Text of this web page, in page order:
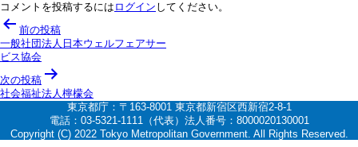
コメントを投稿するには ログイン してください。
投
稿
ナ
ビ
ゲ
ー
前の投稿
一般社団法人日本ウェルフェアサー
ビス協会
次の投稿
社会福祉法人檸檬会
東京都庁：〒163-8001 東京都新宿区西新宿2-8-1
電話：03-5321-1111（代表）法人番号：8000020130001
Copyright (C) 2022 Tokyo Metropolitan Government. All Rights Reserved.